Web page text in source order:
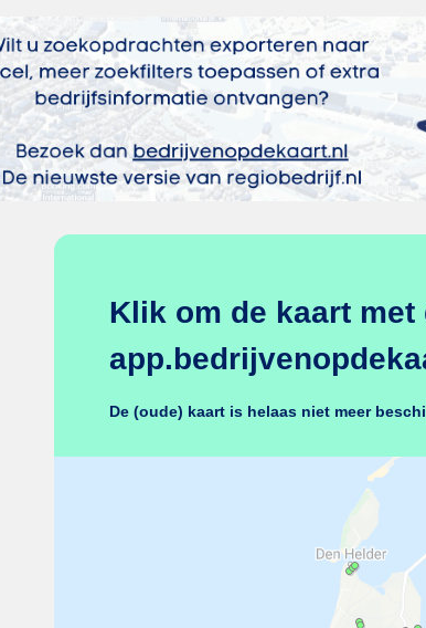
Klik om de kaart met
De (oude) kaart is helaas niet meer